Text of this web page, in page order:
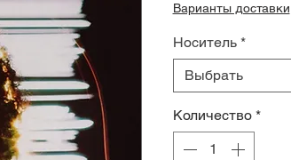
Варианты доставки
Носитель *
Выбрать
Количество *